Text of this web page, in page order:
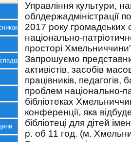
України
спадщина
Управління культури,
облдержадміністрації
2017 року
національно-
просторі
Запрошуємо
активістів, засобів
працівників,
проблем національно-
бібліотеках
конференції, яка
бібліотеці для дітей
р. об 11 год. (м.